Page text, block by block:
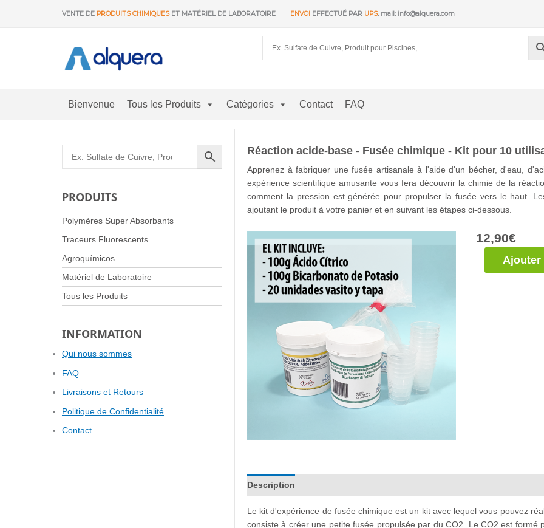
VENTE DE PRODUITS CHIMIQUESET MATÉRIEL DE LABORATOIRE ENVOI EFFECTUÉ PAR UPS. mail: info@alquera.com
Bienvenue Tous les Produits Catégories Contact FAQ
PRODUITS
Polymères Super Absorbants
Traceurs Fluorescents
Agroquímicos
Matériel de Laboratoire
Tous les Produits
INFORMATION
Qui nous sommes
FAQ
Livraisons et Retours
Politique de Confidentialité
Contact
Réaction acide-base - Fusée chimique - Kit pour 10
Apprenez à fabriquer une fusée artisanale à l'aide d'un bécher, d'eau,
expérience scientifique amusante vous fera découvrir la chimie de la
comment la pression est générée pour propulser la fusée vers le haut.
ajoutant le produit à votre panier et en suivant les étapes ci-dessous.
12,90€
Ajouter
Description
Le kit d'expérience de fusée chimique est un kit avec lequel vous pouvez
consiste à créer une petite fusée propulsée par du CO2. Le CO2 est